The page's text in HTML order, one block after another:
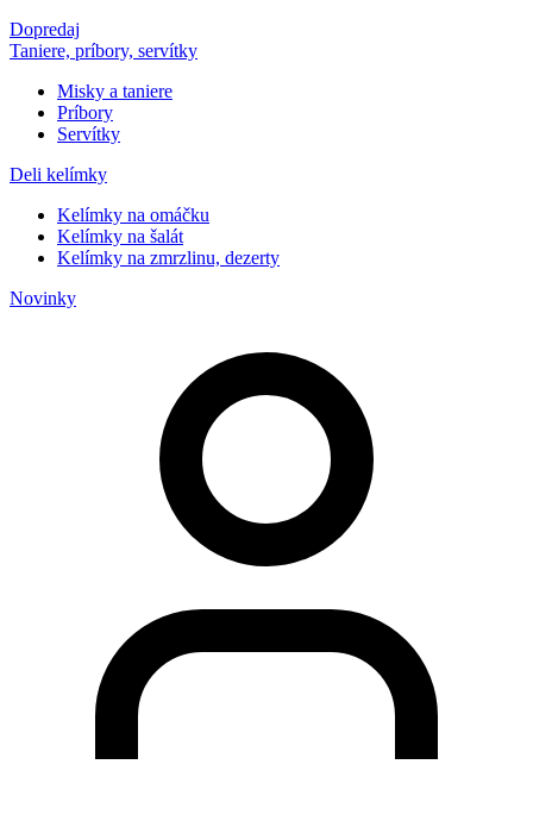
Dopredaj
Taniere, príbory, servítky
Misky a taniere
Príbory
Servítky
Deli kelímky
Kelímky na omáčku
Kelímky na šalát
Kelímky na zmrzlinu, dezerty
Novinky